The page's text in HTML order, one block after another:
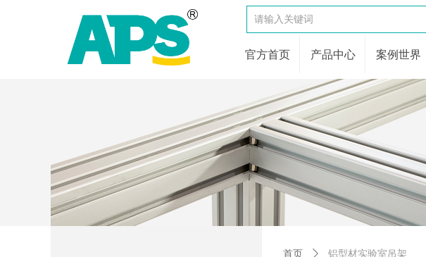
官方首页 产品中心 案例世界
首页 ꄲ 铝型材实验室吊架